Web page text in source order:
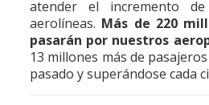
atender el incremento
aerolíneas. Más de 220
pasarán por nuestros
13 millones más de
pasado y superándose cada